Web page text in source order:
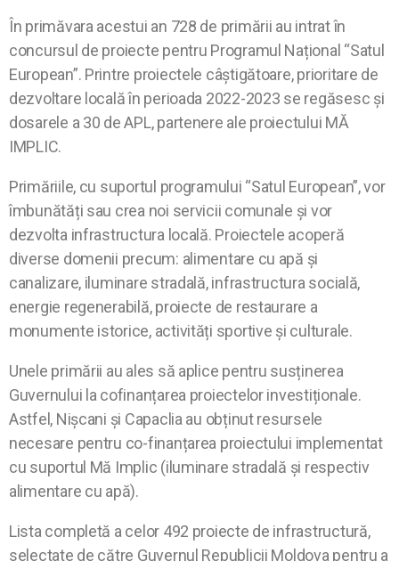
În primăvara acestui an 728 de primării au intrat în
concursul de proiecte pentru Programul Național “Satul
European”. Printre proiectele câștigătoare, prioritare de
dezvoltare locală în perioada 2022-2023 se regăsesc și
dosarele a 30 de APL, partenere ale proiectului MĂ
IMPLIC.
Primăriile, cu suportul programului “Satul European”, vor
îmbunătăți sau crea noi servicii comunale și vor
dezvolta infrastructura locală. Proiectele acoperă
diverse domenii precum: alimentare cu apă și
canalizare, iluminare stradală, infrastructura socială,
energie regenerabilă, proiecte de restaurare a
monumente istorice, activități sportive și culturale.
Unele primării au ales să aplice pentru susținerea
Guvernului la cofinanțarea proiectelor investiționale.
Astfel, Nișcani și Capaclia au obținut resursele
necesare pentru co-finanțarea proiectului implementat
cu suportul Mă Implic (iluminare stradală și respectiv
alimentare cu apă).
Lista completă a celor 492 proiecte de infrastructură,
selectate de către Guvernul Republicii Moldova pentru a